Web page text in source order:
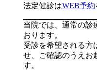
法定健診はWEB予約
当院では、通常の診
おります。
受診を希望される方
せ、ご確認のうえお
す。